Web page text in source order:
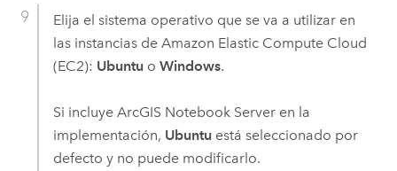
Elija el sistema operativo que se va a utilizar en
las instancias de Amazon Elastic Compute Cloud
(EC2): Ubuntuo Windows.
Si incluye ArcGIS Notebook Serveren la
implementación, Ubuntuestá seleccionado por
defecto y no puede modificarlo.